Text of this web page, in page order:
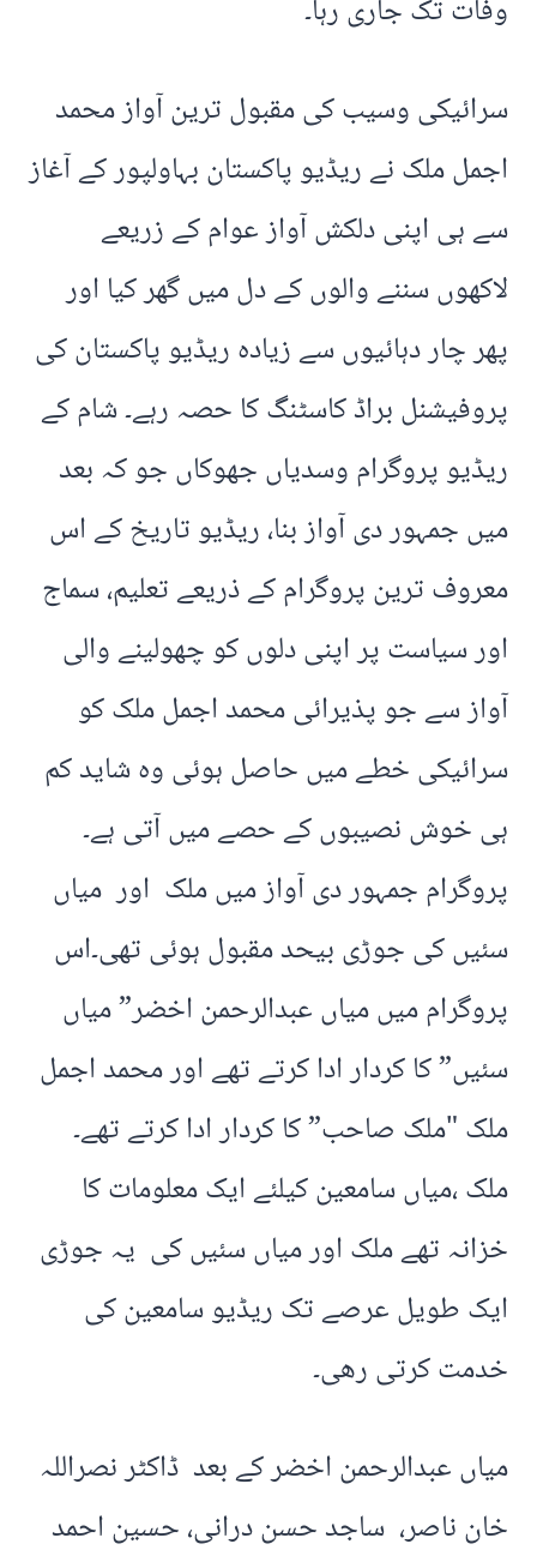
وفات تک جاری رہا۔
سرائیکی وسیب کی مقبول ترین آواز محمد
اجمل ملک نے ریڈیو پاکستان بہاولپور کے آغاز
سے ہی اپنی دلکش آواز عوام کے زریعے
لاکھوں سننے والوں کے دل میں گھر کیا اور
پھر چار دہائیوں سے زیادہ ریڈیو پاکستان کی
پروفیشنل براڈ کاسٹنگ کا حصہ رہے۔ شام کے
ریڈیو پروگرام وسدیاں جھوکاں جو کہ بعد
میں جمہور دی آواز بنا، ریڈیو تاریخ کے اس
معروف ترین پروگرام کے ذریعے تعلیم، سماج
اور سیاست پر اپنی دلوں کو چھولینے والی
آواز سے جو پذیرائی محمد اجمل ملک کو
سرائیکی خطے میں حاصل ہوئی وہ شاید کم
ہی خوش نصیبوں کے حصے میں آتی ہے۔
پروگرام جمہور دی آواز میں ملک اور میاں
سئیں کی جوڑی بیحد مقبول ہوئی تھی۔اس
پروگرام میں میاں عبدالرحمن اخضر” میاں
سئیں” کا کردار ادا کرتے تھے اور محمد اجمل
ملک "ملک صاحب” کا کردار ادا کرتے تھے۔
ملک ،میاں سامعین کیلئے ایک معلومات کا
خزانہ تھے ملک اور میاں سئیں کی یہ جوڑی
ایک طویل عرصے تک ریڈیو سامعین کی
خدمت کرتی رھی۔
میاں عبدالرحمن اخضر کے بعد ڈاکٹر نصراللہ
خان ناصر، ساجد حسن درانی، حسین احمد